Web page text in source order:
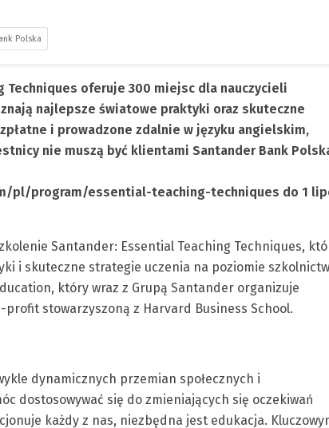
Polska
Techniques oferuje 300 miejsc dla nauczycieli
najlepsze światowe praktyki oraz skuteczne
i prowadzone zdalnie w języku angielskim,
nie muszą być klientami Santander Bank
pl/program/essential-teaching-techniques do 1
Santander: Essential Teaching Techniques,
i skuteczne strategie uczenia na poziomie
który wraz z Grupą Santander organizuje
stowarzyszoną z Harvard Business School.
dynamicznych przemian społecznych i
dostosowywać się do zmieniających się oczekiwań
każdy z nas, niezbędna jest edukacja.